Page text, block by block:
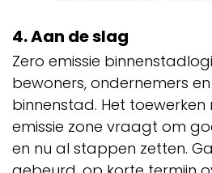
4. Aan de slag
Zero emissie
bewoners, ondernemers
binnenstad. Het toewerken
emissie zone vraagt om
en nu al stappen zetten.